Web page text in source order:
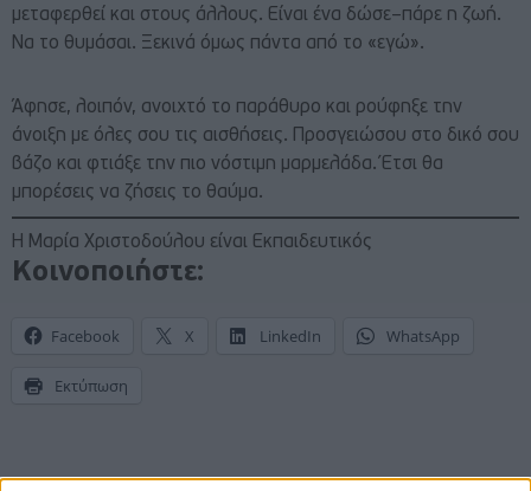
μεταφερθεί και στους άλλους. Είναι ένα δώσε–πάρε η ζωή.
Να το θυμάσαι. Ξεκινά όμως πάντα από το «εγώ».
Άφησε, λοιπόν, ανοιχτό το παράθυρο και ρούφηξε την
άνοιξη με όλες σου τις αισθήσεις. Προσγειώσου στο δικό σου
βάζο και φτιάξε την πιο νόστιμη μαρμελάδα. Έτσι θα
μπορέσεις να ζήσεις το θαύμα.
Η Μαρία Χριστοδούλου είναι Εκπαιδευτικός
Κοινοποιήστε:
Facebook X LinkedIn WhatsApp
Εκτύπωση